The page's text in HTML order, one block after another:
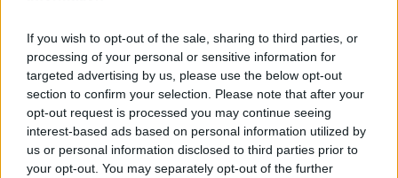
If you wish to opt-out of the sale, sharing to third parties, or
processing of your personal or sensitive information for
targeted advertising by us, please use the below opt-out
section to confirm your selection. Please note that after your
opt-out request is processed you may continue seeing
interest-based ads based on personal information utilized by
us or personal information disclosed to third parties prior to
your opt-out. You may separately opt-out of the further
Gogoși pufoase de post, făcute cu
lingura